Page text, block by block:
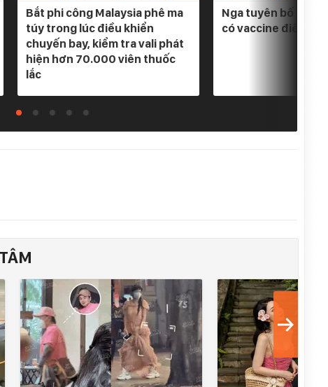
Bắt phi công Malaysia phê ma
túy trong lúc điều khiển
chuyến bay, kiểm tra vali phát
hiện hơn 70.000 viên thuốc
lắc
Nga tuyên bố 3 loại
có vaccine điều trị